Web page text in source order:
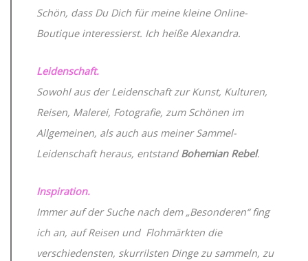
Schön, dass Du Dich für meine kleine Online-
Boutique interessierst. Ich heiße Alexandra.
Leidenschaft.
Sowohl aus der Leidenschaft zur Kunst, Kulturen,
Reisen, Malerei, Fotografie, zum Schönen im
Allgemeinen, als auch aus meiner Sammel-
Leidenschaft heraus, entstand Bohemian Rebel.
Inspiration.
Immer auf der Suche nach dem „Besonderen“ fing
ich an, auf Reisen und Flohmärkten die
verschiedensten, skurrilsten Dinge zu sammeln, zu